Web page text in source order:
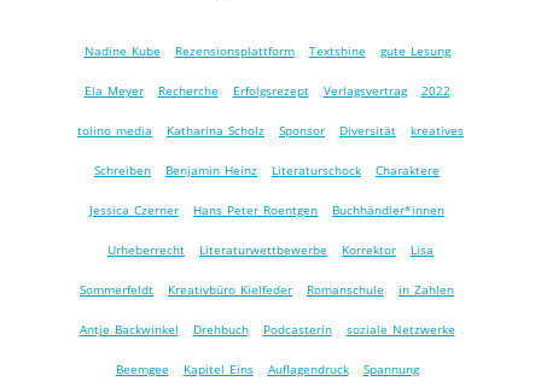
Nadine Kube Rezensionsplattform Textshine gute Lesung
Ela Meyer Recherche Erfolgsrezept Verlagsvertrag 2022
tolino media Katharina Scholz Sponsor Diversität kreatives
Schreiben Benjamin Heinz Literaturschock Charaktere
Jessica Czerner Hans Peter Roentgen Buchhändler*innen
Urheberrecht Literaturwettbewerbe Korrektor Lisa
Sommerfeldt Kreativbüro Kielfeder Romanschule in Zahlen
Antje Backwinkel Drehbuch Podcasterin soziale Netzwerke
Beemgee Kapitel Eins Auflagendruck Spannung